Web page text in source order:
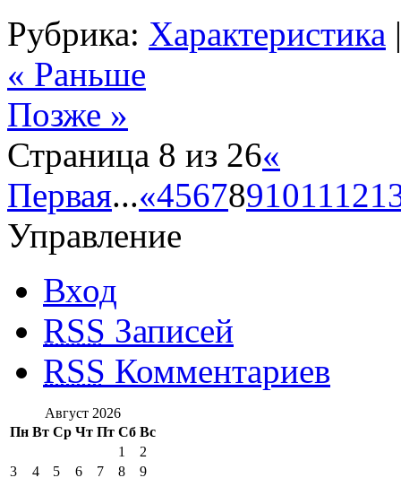
Рубрика: Характеристика
« Раньше
Позже »
Страница 8 из 26«
Первая...«456789101112
Управление
Вход
RSS Записей
RSS Комментариев
Август 2026
Пн Вт Ср Чт Пт Сб Вс
1
2
3
4 5 6 7 8 9